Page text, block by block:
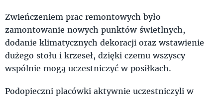
Zwieńczeniem prac remontowych było
zamontowanie nowych punktów świetlnych,
dodanie klimatycznych dekoracji oraz wstawienie
dużego stołu i krzeseł, dzięki czemu wszyscy
wspólnie mogą uczestniczyć w posiłkach.
Podopieczni placówki aktywnie uczestniczyli w